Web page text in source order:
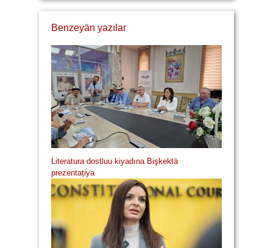
Benzeyän yazılar
Literatura dostluu kiyadına Bişkektä
prezentațiya